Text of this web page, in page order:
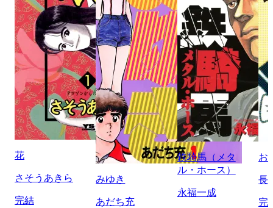
花
さそうあきら
完結
みゆき
あだち充
鉄騎馬（メタ
ル・ホース）
永福一成
お
長
完